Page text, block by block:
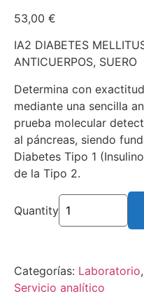
53,00 €
IA2 DIABETES
ANTICUERPOS, SUERO
Determina con
mediante una sencilla
prueba molecular
al páncreas, siendo
Diabetes Tipo 1
de la Tipo 2.
Quantity
Categorías: Laboratorio,
Servicio analítico